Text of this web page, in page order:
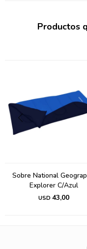
Productos
Sobre National
Explorer C/Azul
USD 43,00